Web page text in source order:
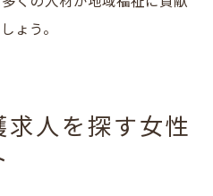
ょう。
求人を探す女性